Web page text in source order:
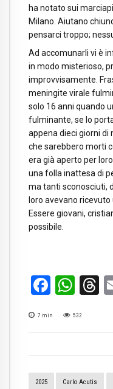
ha notato sui
Milano. Aiutano
pensarci troppo;
Ad accomunarli vi è
in modo misterioso,
improvvisamente.
meningite virale
solo 16 anni quando
fulminante, se lo
appena dieci giorni di
che sarebbero morti
era già aperto per
una folla inattesa di
ma tanti sconosciuti,
loro avevano
Essere giovani,
possibile.
7 min 532
2025 Carlo Acutis